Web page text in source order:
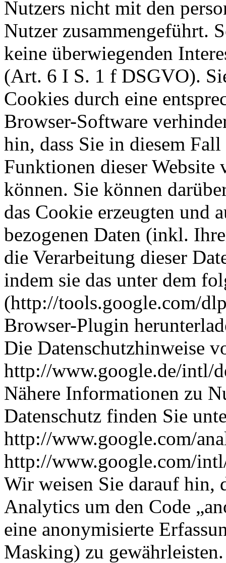
Nutzers nicht mit den
Nutzer zusammengeführt.
keine überwiegenden
(Art. 6 I S. 1 f DSGVO).
Cookies durch eine
Browser-Software
hin, dass Sie in diesem
Funktionen dieser
können. Sie können
das Cookie erzeugten und
bezogenen Daten (inkl.
die Verarbeitung dieser
indem sie das unter dem
(http://tools.google.com/
Browser-Plugin
Die Datenschutzhinweise
http://www.google.de/intl/
Nähere Informationen zu
Datenschutz finden Sie
http://www.google.com/
http://www.google.com/
Wir weisen Sie darauf hin,
Analytics um den Code
eine anonymisierte
Masking) zu gewährleisten.